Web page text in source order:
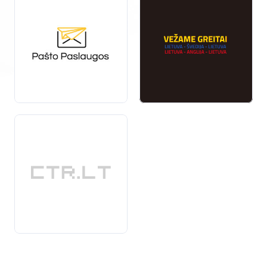
Jei ieškote patikimų ir efektyvių pašto ir kurjerių
paslaugų, mūsų katalogas siūlo platų teikėjų
atitinkantį